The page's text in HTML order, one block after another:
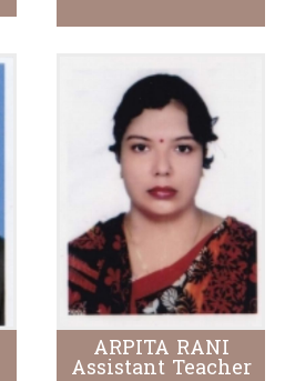
ARPITA RANI
Assistant Teacher